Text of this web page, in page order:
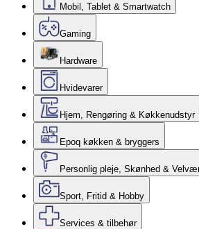
Mobil, Tablet & Smartwatch
Gaming
Hardware
Hvidevarer
Hjem, Rengøring & Køkkenudstyr
Epoq køkken & bryggers
Personlig pleje, Skønhed &
Sport, Fritid & Hobby
Services & tilbehør